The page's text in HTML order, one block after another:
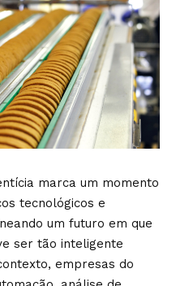
marca um momento
tecnológicos e
um futuro em que
ser tão inteligente
empresas do